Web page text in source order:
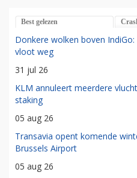
Best gelezen
Donkere wolken boven
vloot weg
31 jul 26
KLM annuleert meerdere
staking
05 aug 26
Transavia opent komende
Brussels Airport
05 aug 26